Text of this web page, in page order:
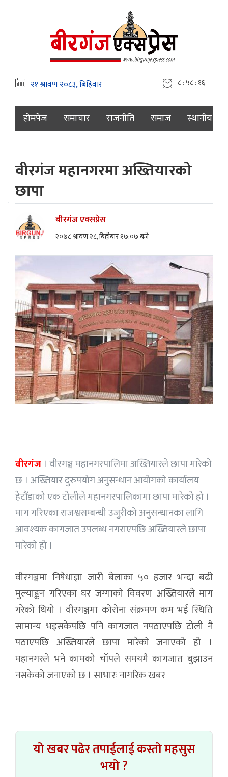
८ : ५८ : १७
होमपेज समाचार राजनीति समाज स्थानीय
वीरगंज महानगरमा अख्तियारको
छापा
बीरगंज एक्सप्रेस
२०७८ श्रावण २८, बिहीबार १७:०७ बजे
वीरगंज । वीरगञ्ज महानगरपालिमा अख्तियारले छापा मारेको
छ । अख्तियार दुरुपयोग अनुसन्धान आयोगको कार्यालय
हेटौंडाको एक टोलीले महानगरपालिकामा छापा मारेको हो ।
माग गरिएका राजश्वसम्बन्धी उजुरीको अनुसन्धानका लागि
आवश्यक कागजात उपलब्ध नगराएपछि अख्तियारले छापा
मारेको हो ।
वीरगञ्जमा निषेधाज्ञा जारी बेलाका ५० हजार भन्दा बढी
मुल्याङ्कन गरिएका घर जग्गाको विवरण अख्तियारले माग
गरेको थियो । वीरगञ्जमा कोरोना संक्रमण कम भई स्थिति
सामान्य भइसकेपछि पनि कागजात नपठाएपछि टोली नै
पठाएपछि अख्तियारले छापा मारेको जनाएको हो ।
महानगरले भने कामको चाँपले समयमै कागजात बुझाउन
नसकेको जनाएको छ । साभारः नागरिक खबर
यो खबर पढेर तपाईलाई कस्तो महसुस
भयो ?